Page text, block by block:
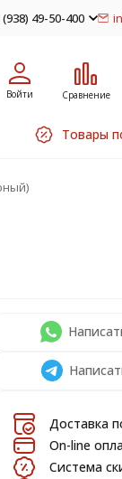
(938) 49-50-400
Войти Сравнение
Товары
Доставка
On-line
Система